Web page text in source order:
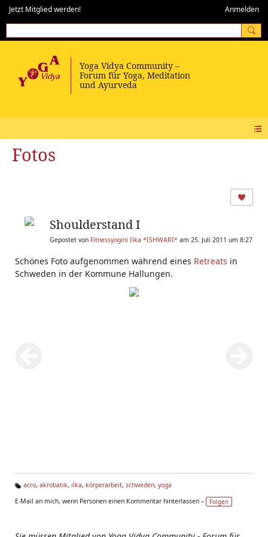
Jetzt Mitglied werden! Anmelden
Fotos
Shoulderstand I
Gepostet von Fitnessyogini Ilka *ISHWARI* am 25. Juli 2011 um 8:27
Schönes Foto aufgenommen während eines Retreats in
Schweden in der Kommune Hallungen.
g
acro, akrobatik, ilka, körperarbeit, schweden, yoga
E-Mail an mich, wenn Personen einen Kommentar hinterlassen –
Folgen